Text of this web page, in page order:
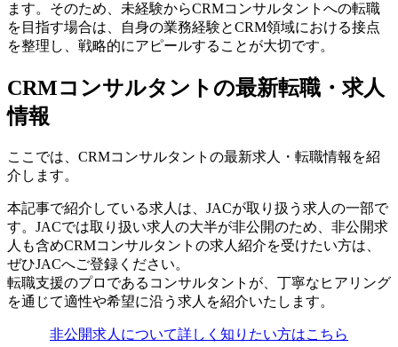
ます。そのため、未経験からCRMコンサルタントへの転職
を目指す場合は、自身の業務経験とCRM領域における接点
を整理し、戦略的にアピールすることが大切です。
CRMコンサルタントの最新転職・求人
情報
ここでは、CRMコンサルタントの最新求人・転職情報を紹
介します。
本記事で紹介している求人は、JACが取り扱う求人の一部で
す。JACでは取り扱い求人の大半が非公開のため、非公開求
人も含めCRMコンサルタントの求人紹介を受けたい方は、
ぜひJACへご登録ください。
転職支援のプロであるコンサルタントが、丁寧なヒアリング
を通じて適性や希望に沿う求人を紹介いたします。
非公開求人について詳しく知りたい方はこちら